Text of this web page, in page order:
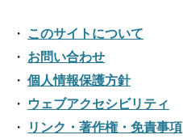
2024年01月
2023年02月
2023年01月
2022年03月
2022年02月
2021年04月
2021年03月
2021年02月
2020年05月
2020年04月
2020年03月
2019年07月
2019年06月
2019年05月
2018年08月
2018年07月
2018年06月
2017年08月
2017年07月
2016年10月
2016年09月
2016年08月
このサイトについて
お問い合わせ
個人情報保護方針
ウェブアクセシビリティ
リンク・著作権・免責事項